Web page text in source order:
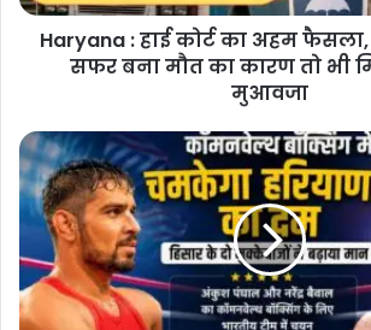
की
मौत
का
कारण
मिलेगा
बीमा
मुआवजा
Haryana : हाई कोर्ट का अहम
सफर बना मौत का कारण तो भी
मुआवजा
Sports
News
:
कॉमनवेल्थ
बॉक्सिंग
में
चमकेगा
हरियाणा